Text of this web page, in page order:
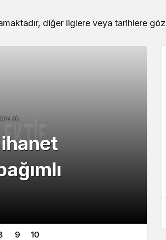
diğer liglere veya tarihlere
9 10
oyuncu Can Uzun’a ihanet iddiası:
‘Asla bir erkeğe bağımlı olmayın’